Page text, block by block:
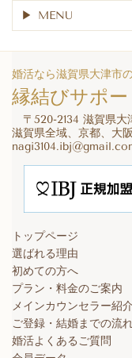
MENU
婚活なら滋賀県大津市
縁結びサポ
〒520-2134 滋賀県大
滋賀県全域、京都、大
トップページ
選ばれる理由
初めての方へ
プラン・料金のご案内
メインカウンセラー紹介
ご登録・結婚までの流
婚活よくあるご質問